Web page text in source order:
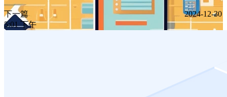
下一篇
2024-12-30
5:01 下午